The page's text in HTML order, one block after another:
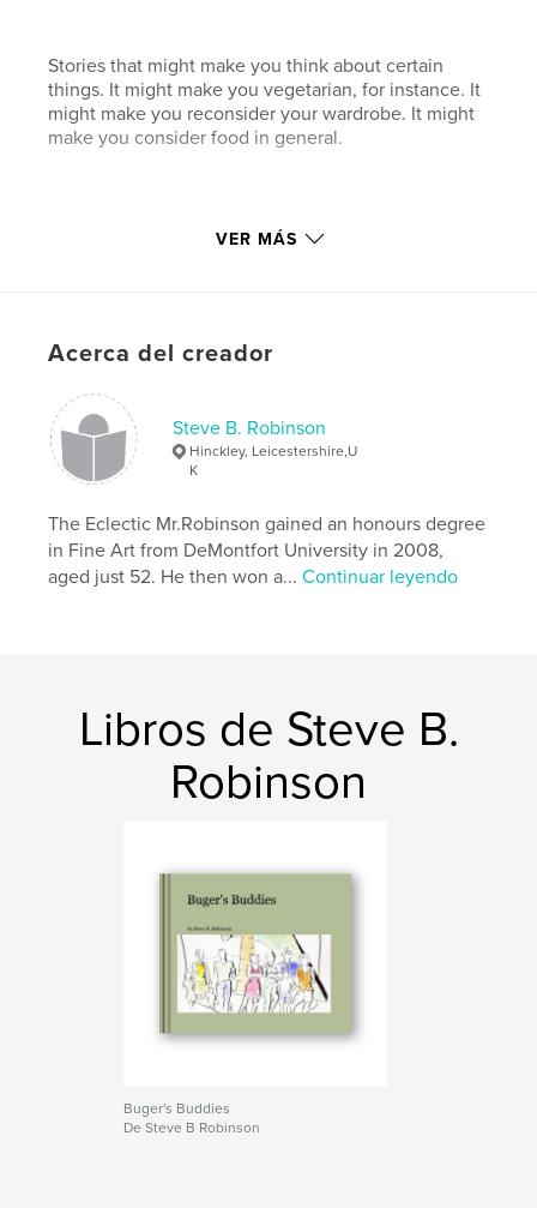
Stories that might make you think about certain
things. It might make you vegetarian, for instance. It
might make you reconsider your wardrobe. It might
make you consider food in general.
Características:13×20 cm
Fecha de publicación: may. 29, 2010
Palabras clave
Alternate
, fiction , fact
VER MÁS
Acerca del creador
Steve B. Robinson
Hinckley, Leicestershire,U
K
The Eclectic Mr.Robinson gained an honours degree
in Fine Art from DeMontfort University in 2008,
aged just 52. He then won a...Continuar leyendo
Libros de Steve B.
Robinson
Buger's Buddies
De Steve B Robinson